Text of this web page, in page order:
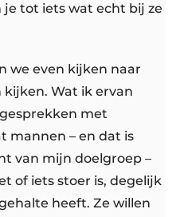
tot iets wat echt bij ze
we even kijken naar
kijken. Wat ik ervan
met
mannen – en dat is
van mijn doelgroep –
of iets stoer is, degelijk
heeft. Ze willen